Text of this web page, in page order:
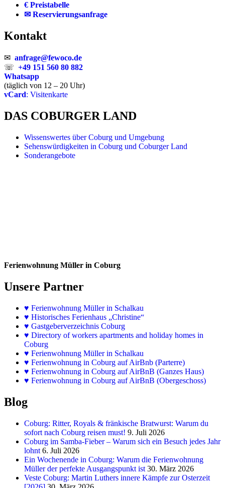
€ Preistabelle
✉ Reservierungsanfrage
Kontakt
✉ anfrage@fewoco.de
☏ +49 151 560 80 882
Whatsapp
(täglich von 12 – 20 Uhr)
vCard: Visitenkarte
DAS COBURGER LAND
Wissenswertes über Coburg und Umgebung
Sehenswürdigkeiten in Coburg und Coburger Land
Sonderangebote
Ferienwohnung Müller in Coburg
Unsere Partner
♥ Ferienwohnung Müller in Schalkau
♥ Historisches Ferienhaus „Christine“
♥ Gastgeberverzeichnis Coburg
♥ Directory of workers apartments and holiday homes in
Coburg
♥ Ferienwohnung Müller in Schalkau
♥ Ferienwohnung in Coburg auf AirBnb (Parterre)
♥ Ferienwohnung in Coburg auf AirBnB (Ganzes Haus)
♥ Ferienwohnung in Coburg auf AirBnB (Obergeschoss)
Blog
Coburg: Ritter, Royals & fränkische Bratwurst: Warum du
sofort nach Coburg reisen must! 9. Juli 2026
Coburg im Samba-Fieber – Warum sich ein Besuch jedes Jahr
lohnt 6. Juli 2026
Ein Wochenende in Coburg: Warum die Ferienwohnung
Müller der perfekte Ausgangspunkt ist 30. März 2026
Veste Coburg: Martin Luthers innere Kämpfe zur Osterzeit